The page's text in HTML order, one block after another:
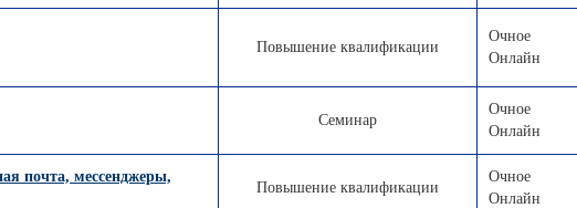
Повышение квалификации
Очное
Онлайн
Семинар
Очное
Онлайн
почта, мессенджеры,
Повышение квалификации
Очное
Онлайн